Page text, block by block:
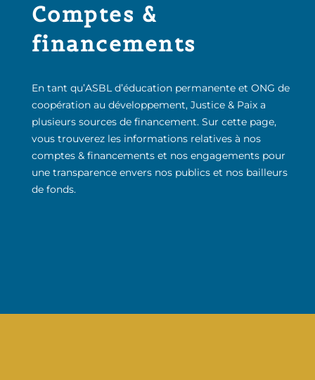
Comptes &
financements
En tant qu’ASBL d’éducation permanente et ONG de
coopération au développement, Justice & Paix a
plusieurs sources de financement. Sur cette page,
vous trouverez les informations relatives à nos
comptes & financements et nos engagements pour
une transparence envers nos publics et nos bailleurs
de fonds.